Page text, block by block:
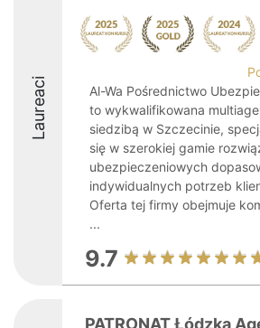
Laureaci
Al-Wa Pośrednictwo
to wykwalifikowana
siedzibą w Szczecinie,
się w szerokiej gamie
ubezpieczeniowych
indywidualnych potrzeb
Oferta tej firmy obejmuje
...
9.7
PATRONAT Łódzka